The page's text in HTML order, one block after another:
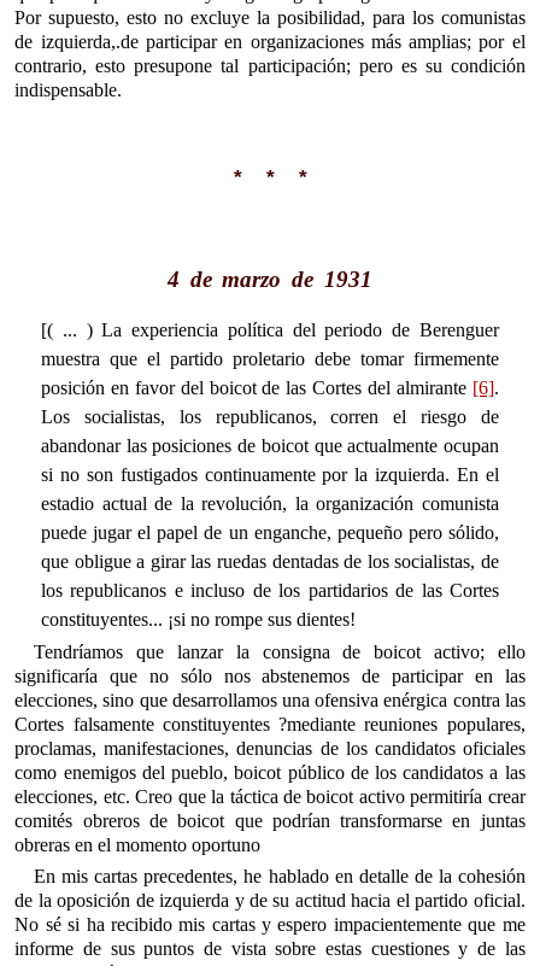
Por supuesto, esto no excluye la posibilidad, para los comunistas
de izquierda,.de participar en organizaciones más amplias; por el
contrario, esto presupone tal participación; pero es su condición
indispensable.
* * *
4 de marzo de 1931
[( ... ) La experiencia política del periodo de Berenguer
muestra que el partido proletario debe tomar firmemente
posición en favor del boicot de las Cortes del almirante [6].
Los socialistas, los republicanos, corren el riesgo de
abandonar las posiciones de boicot que actualmente ocupan
si no son fustigados continuamente por la izquierda. En el
estadio actual de la revolución, la organización comunista
puede jugar el papel de un enganche, pequeño pero sólido,
que obligue a girar las ruedas dentadas de los socialistas, de
los republicanos e incluso de los partidarios de las Cortes
constituyentes... ¡si no rompe sus dientes!
Tendríamos que lanzar la consigna de boicot activo; ello
significaría que no sólo nos abstenemos de participar en las
elecciones, sino que desarrollamos una ofensiva enérgica contra las
Cortes falsamente constituyentes ?mediante reuniones populares,
proclamas, manifestaciones, denuncias de los candidatos oficiales
como enemigos del pueblo, boicot público de los candidatos a las
elecciones, etc. Creo que la táctica de boicot activo permitiría crear
comités obreros de boicot que podrían transformarse en juntas
obreras en el momento oportuno
En mis cartas precedentes, he hablado en detalle de la cohesión
de la oposición de izquierda y de su actitud hacia el partido oficial.
No sé si ha recibido mis cartas y espero impacientemente que me
informe de sus puntos de vista sobre estas cuestiones y de las